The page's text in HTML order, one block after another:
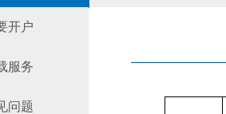
开户
服务
问题